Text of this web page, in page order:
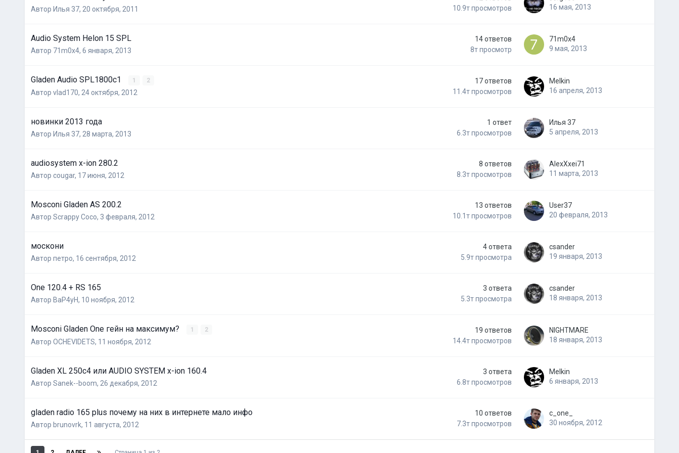
Автор Илья 37, 20 октября, 2011
10.9т просмотров
16 мая, 2013
Audio System Helon 15 SPL
Автор 71m0x4, 6 января, 2013
14 ответов
8т просмотр
71m0x4
9 мая, 2013
Gladen Audio SPL1800c1 1 2
Автор vlad170, 24 октября, 2012
17 ответов
11.4т просмотров
Melkin
16 апреля, 2013
новинки 2013 года
Автор Илья 37, 28 марта, 2013
1 ответ
6.3т просмотров
Илья 37
5 апреля, 2013
audiosystem x-ion 280.2
Автор cougar, 17 июня, 2012
8 ответов
8.3т просмотров
AlexXxei71
11 марта, 2013
Mosconi Gladen AS 200.2
Автор Scrappy Coco, 3 февраля, 2012
13 ответов
10.1т просмотров
User37
20 февраля, 2013
москони
Автор петро, 16 сентября, 2012
4 ответа
5.9т просмотра
csander
19 января, 2013
One 120.4 + RS 165
Автор BaP4yH, 10 ноября, 2012
3 ответа
5.3т просмотра
csander
18 января, 2013
Mosconi Gladen One гейн на максимум? 1 2
Автор OCHEVIDETS, 11 ноября, 2012
19 ответов
14.4т просмотров
NIGHTMARE
18 января, 2013
Gladen XL 250c4 или AUDIO SYSTEM x-ion 160.4
Автор Sanek--boom, 26 декабря, 2012
3 ответа
6.8т просмотров
Melkin
6 января, 2013
gladen radio 165 plus почему на них в интернете мало инфо
Автор brunovrk, 11 августа, 2012
10 ответов
7.3т просмотров
c_one_
30 ноября, 2012